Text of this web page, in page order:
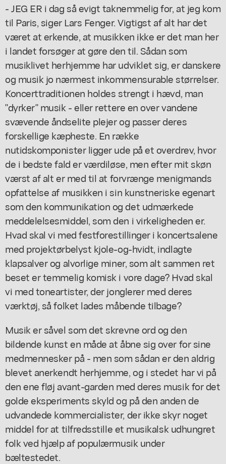
- JEG ER i dag så evigt taknemmelig for, at jeg kom
til Paris, siger Lars Fenger. Vigtigst af alt har det
været at erkende, at musikken ikke er det man her
i landet forsøger at gøre den til. Sådan som
musiklivet herhjemme har udviklet sig, er danskere
og musik jo nærmest inkommensurable størrelser.
Koncerttraditionen holdes strengt i hævd, man
"dyrker" musik - eller rettere en over vandene
svævende åndselite plejer og passer deres
forskellige kæpheste. En række
nutidskomponister ligger ude på et overdrev, hvor
de i bedste fald er værdiløse, men efter mit skøn
værst af alt er med til at forvrænge menigmands
opfattelse af musikken i sin kunstneriske egenart
som den kommunikation og det udmærkede
meddelelsesmiddel, som den i virkeligheden er.
Hvad skal vi med festforestillinger i koncertsalene
med projektørbelyst kjole-og-hvidt, indlagte
klapsalver og alvorlige miner, som alt sammen ret
beset er temmelig komisk i vore dage? Hvad skal
vi med toneartister, der jonglerer med deres
værktøj, så folket lades måbende tilbage?
Musik er såvel som det skrevne ord og den
bildende kunst en måde at åbne sig over for sine
medmennesker på - men som sådan er den aldrig
blevet anerkendt herhjemme, og i stedet har vi på
den ene fløj avant-garden med deres musik for det
golde eksperiments skyld og på den anden de
udvandede kommercialister, der ikke skyr noget
middel for at tilfredsstille et musikalsk udhungret
folk ved hjælp af populærmusik under
bæltestedet.